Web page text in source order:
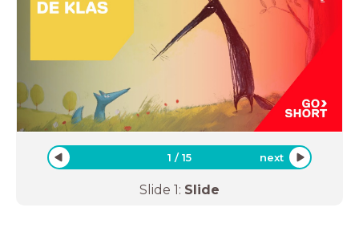
1 /15 next
Slide 1: Slide